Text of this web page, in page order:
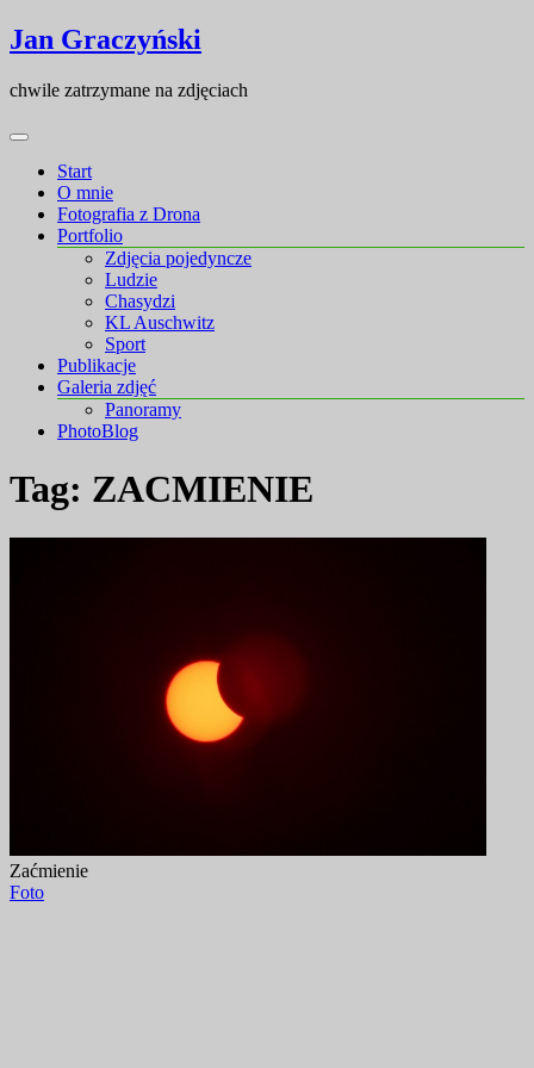
Skip
to
Skip
to
Jan Graczyński
chwile zatrzymane na zdjęciach
Start
O mnie
Fotografia z Drona
Portfolio
Zdjęcia pojedyncze
Ludzie
Chasydzi
KL Auschwitz
Sport
Publikacje
Galeria zdjęć
Panoramy
PhotoBlog
Tag: ZACMIENIE
Zaćmienie
Foto